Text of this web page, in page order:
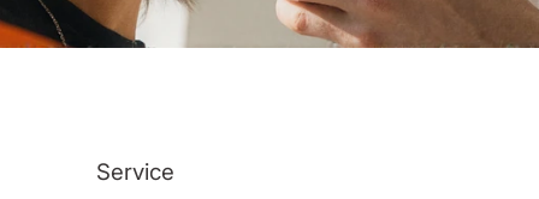
Service